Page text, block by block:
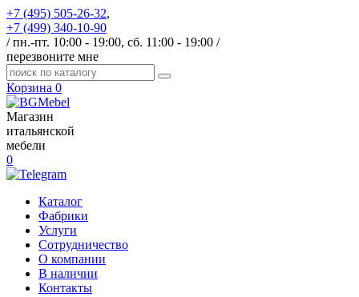
+7 (495) 505-26-32,
+7 (499) 340-10-90
/ пн.-пт. 10:00 - 19:00, сб. 11:00 - 19:00 /
перезвоните мне
Корзина 0
Магазин
итальянской
мебели
0
Каталог
Фабрики
Услуги
Сотрудничество
О компании
В наличии
Контакты